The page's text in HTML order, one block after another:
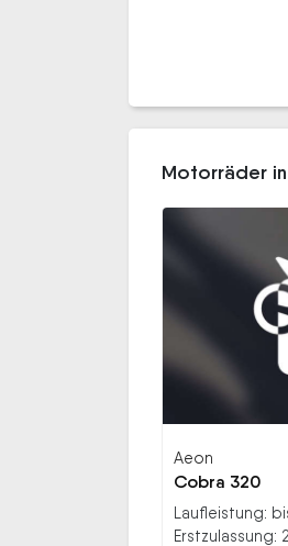
Motorräder
Aeon
Cobra 320
Laufleistung:
Erstzulassung: